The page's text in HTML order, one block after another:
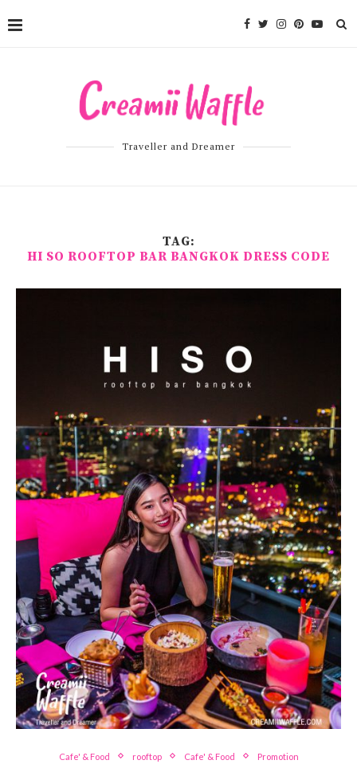
Traveller and Dreamer
TAG:
HI SO ROOFTOP BAR BANGKOK DRESS CODE
Cafe' & Food rooftop Cafe' & Food Promotion